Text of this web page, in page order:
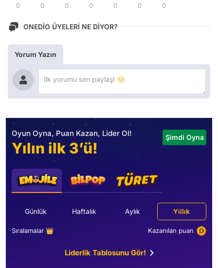
0 0 0 0 0 0 0
ONEDİO ÜYELERİ NE DİYOR?
Yorum Yazın
Oyun Oyna, Puan Kazan, Lider Ol!
Yılın ilk 3’ü!
Şimdi Oyna
Günlük Haftalık Aylık Yıllık
Sıralamalar 👑 Kazanılan puan
Liderlik Tablosunu Gör!